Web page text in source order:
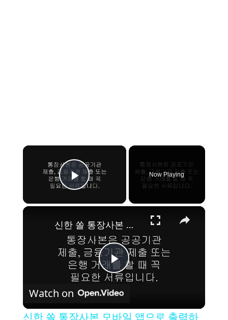
×
Play Video
Now Playing
×
P
신한 쏠 통장사본 모바일 앱으로 출력하는 방법
Watch on
신한 쏠 통장사본 모바일 앱으로 출력하